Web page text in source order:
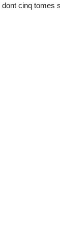
dont cinq tomes